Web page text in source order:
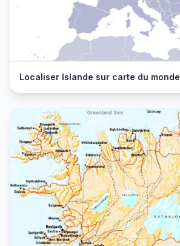
Localiser Islande sur carte du monde